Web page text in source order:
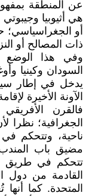
هي أثيوبيا
أو
ذات المصالح أو
وفي هذا الوضع
السودان وكينيا
يدخل في إطار
الآونة الأخيرة
فالقرن
الجغرافية؛
ناحية، وتتحكم
مضيق باب
تتحكم في طريق
القادمة من دول
المتحدة. كما